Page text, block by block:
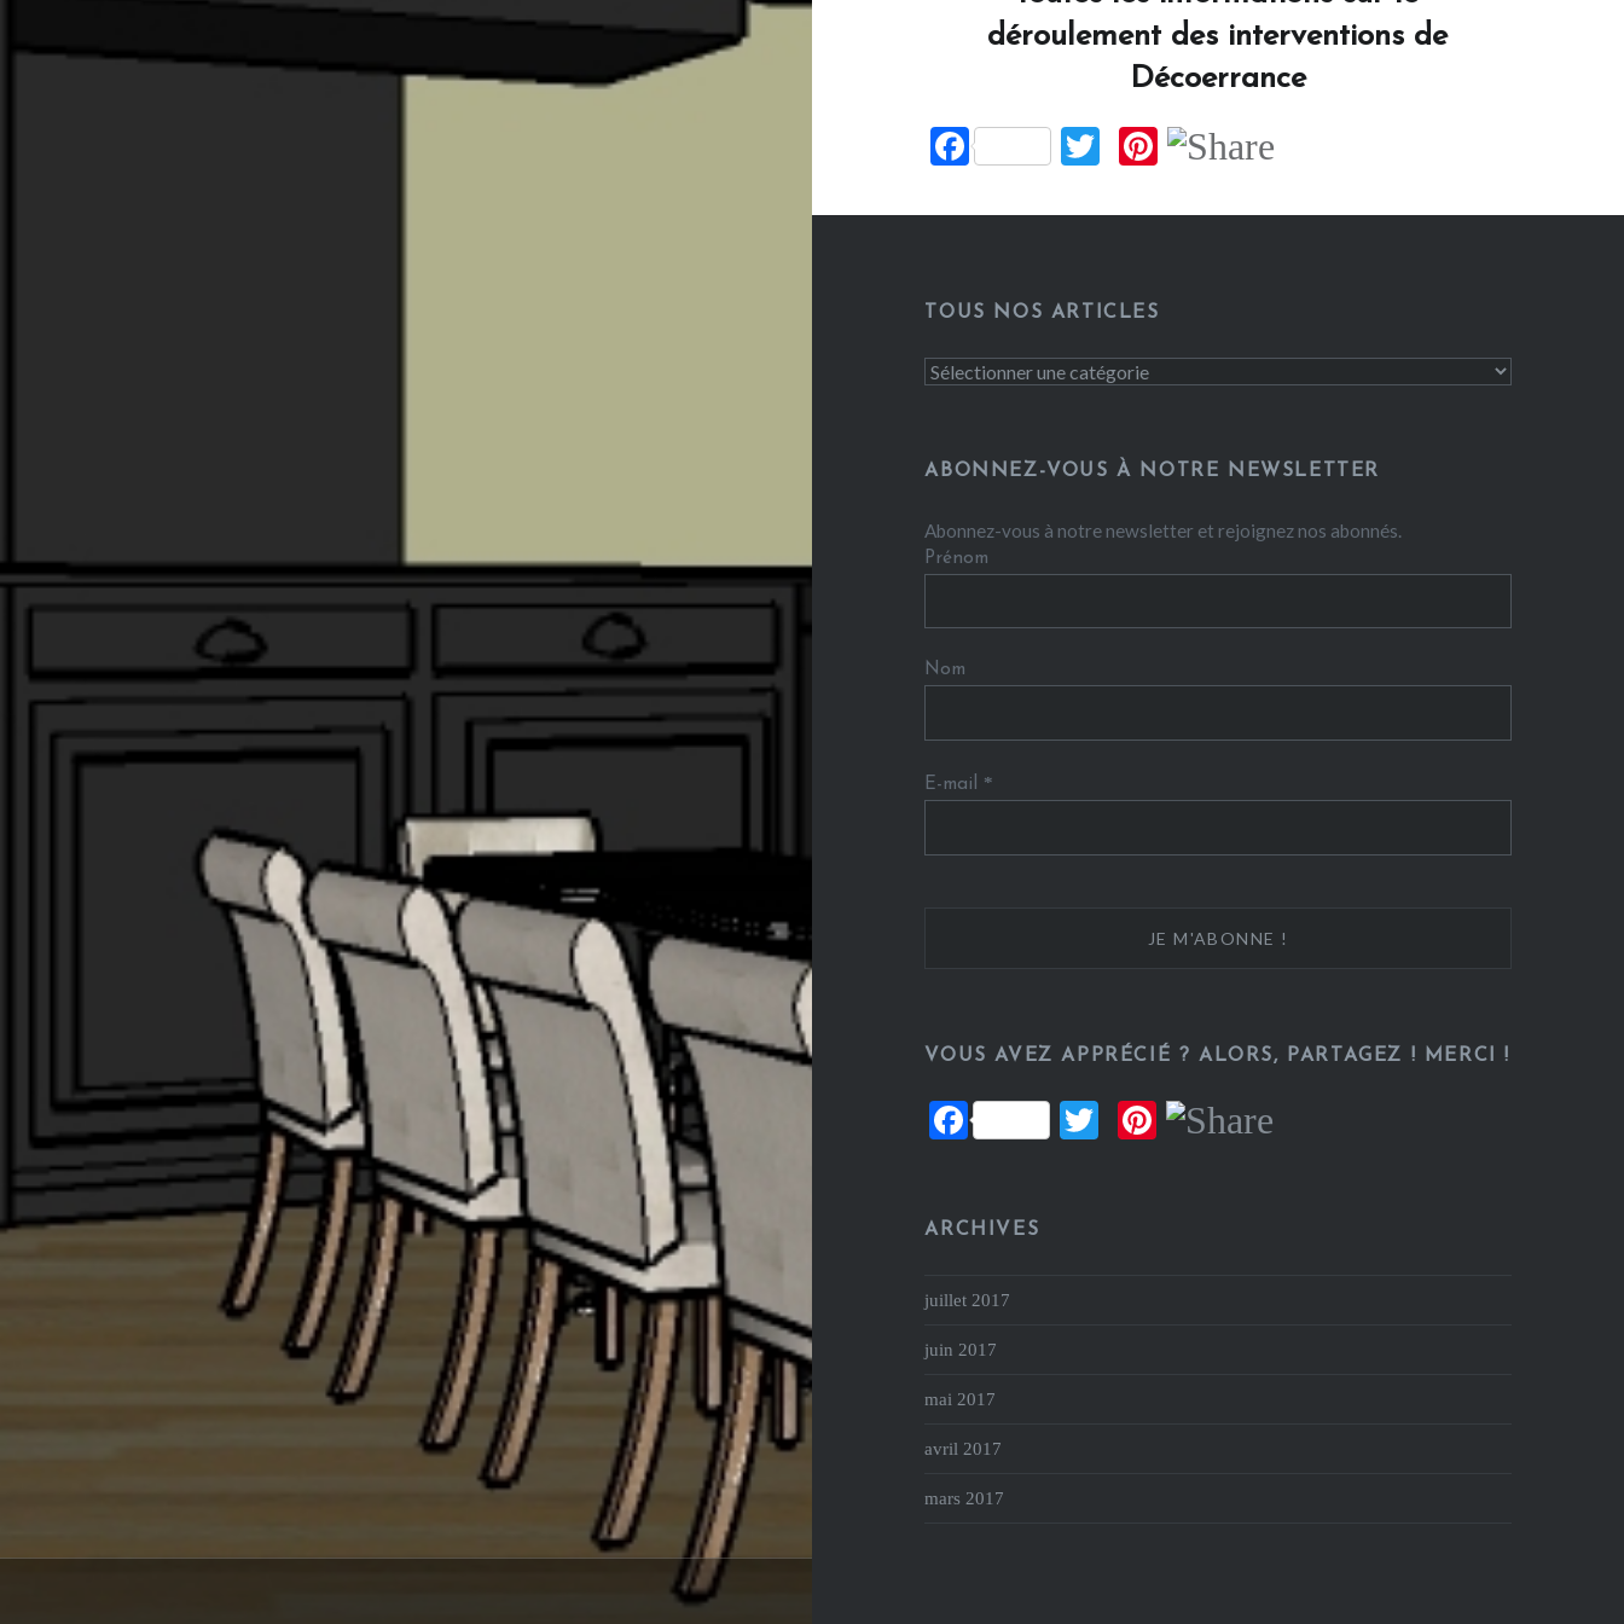
déroulement des interventions de
Décoerrance
Facebook TwitterPinterest
TOUS NOS ARTICLES
Tous
ABONNEZ-VOUS À NOTRE NEWSLETTER
Abonnez-vous à notre newsletter et rejoignez nos abonnés.
Prénom
Nom
E-mail *
VOUS AVEZ APPRÉCIÉ ? ALORS, PARTAGEZ ! MERCI !
Facebook TwitterPinterest
ARCHIVES
juillet 2017
juin 2017
mai 2017
avril 2017
mars 2017